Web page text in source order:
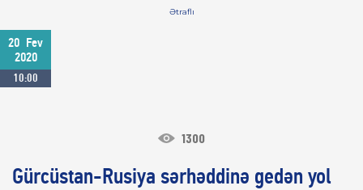
Ətraflı
20
Fev
2020
10:00
1300
Gürcüstan-Rusiya sərhəddinə gedən yol